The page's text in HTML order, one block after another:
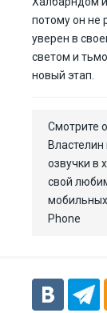
потому он не
уверен в
светом и
новый этап.
Смотрите
озвучки в
свой
мобильных
Phone